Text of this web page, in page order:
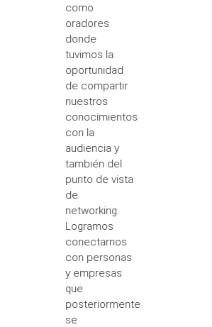
como
oradores
donde
tuvimos la
oportunidad
de compartir
nuestros
conocimientos
con la
audiencia y
también del
punto de vista
de
networking.
Logramos
conectarnos
con personas
y empresas
que
posteriormente
se